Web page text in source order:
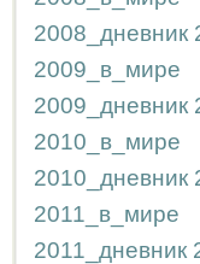
2008_дневник
2009_в_мире
2009_дневник
2010_в_мире
2010_дневник
2011_в_мире
2011_дневник